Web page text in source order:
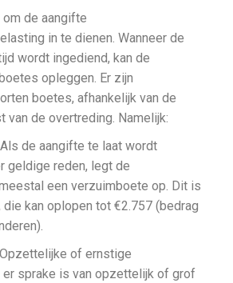
de aangifte
in te dienen. Wanneer de
wordt ingediend, kan de
opleggen. Er zijn
boetes, afhankelijk van de
van de overtreding. Namelijk:
Als de aangifte te laat wordt
geldige reden, legt de
een verzuimboete op. Dit is
kan oplopen tot €2.757 (bedrag
of ernstige
er sprake is van opzettelijk of grof